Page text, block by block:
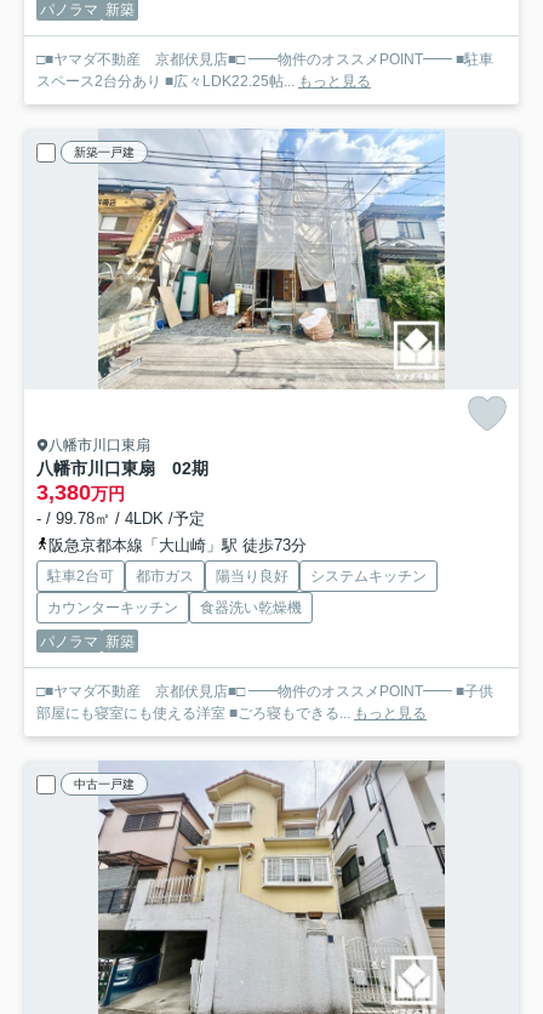
パノラマ 新築
□■ヤマダ不動産 京都伏見店■□ ━━物件のオススメPOINT━━ ■駐車
スペース2台分あり ■広々LDK22.25帖... もっと見る
新築一戸建
八幡市川口東扇
八幡市川口東扇 02期
3,380万円
- / 99.78㎡ / 4LDK /予定
阪急京都本線「大山崎」駅 徒歩73分
駐車2台可 都市ガス 陽当り良好
システムキッチン
カウンターキッチン
食器洗い乾燥機
パノラマ 新築
□■ヤマダ不動産 京都伏見店■□ ━━物件のオススメPOINT━━ ■子供
部屋にも寝室にも使える洋室 ■ごろ寝もできる... もっと見る
中古一戸建